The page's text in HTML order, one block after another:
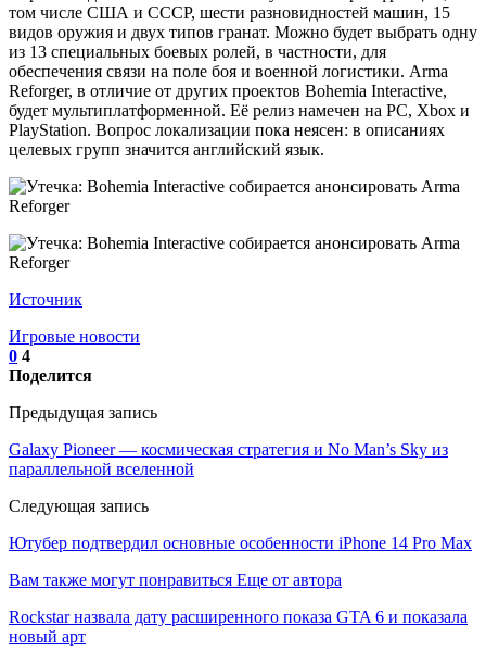
том числе США и СССР, шести разновидностей машин, 15
видов оружия и двух типов гранат. Можно будет выбрать одну
из 13 специальных боевых ролей, в частности, для
обеспечения связи на поле боя и военной логистики. Arma
Reforger, в отличие от других проектов Bohemia Interactive,
будет мультиплатформенной. Её релиз намечен на РС, Xbox и
PlayStation. Вопрос локализации пока неясен: в описаниях
целевых групп значится английский язык.
Источник
Игровые новости
0 4
Поделится
Предыдущая запись
Galaxy Pioneer — космическая стратегия и No Man’s Sky из
параллельной вселенной
Следующая запись
Ютубер подтвердил основные особенности iPhone 14 Pro Max
Вам также могут понравиться Еще от автора
Rockstar назвала дату расширенного показа GTA 6 и показала
новый арт